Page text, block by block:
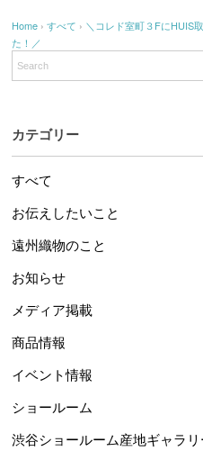
Home ›すべて › ＼コレド室町３FにHUIS
た！／
カテゴリー
すべて
お伝えしたいこと
遠州織物のこと
お知らせ
メディア掲載
商品情報
イベント情報
ショールーム
渋谷ショールーム産地ギャラリ